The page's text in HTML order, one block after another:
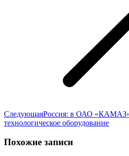
СледующаяСледующая
запись:
Россия: в ОАО «КАМАЗ»
технологическое оборудование
Похожие записи